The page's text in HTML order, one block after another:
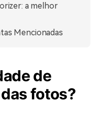
a melhor
Mencionadas
de
fotos?